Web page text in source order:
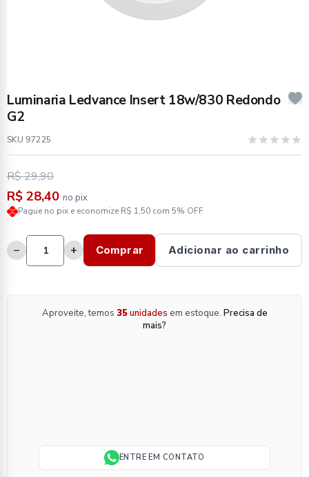
Luminaria Ledvance Insert 18w/830 Redondo
G2
SKU 97225
R$ 29,90
R$ 28,40 no pix
Pague no pix e economize R$ 1,50 com 5% OFF
− + Comprar Adicionar ao carrinho
Aproveite, temos 35unidades em estoque. Precisa de
mais?
ENTRE EM CONTATO